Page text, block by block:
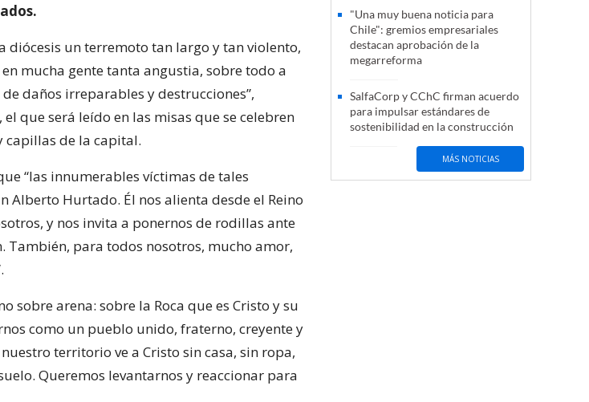
diócesis un terremoto tan largo y tan violento,
mucha gente tanta angustia, sobre todo a
daños irreparables y destrucciones”,
que será leído en las misas que se celebren
capillas de la capital.
“las innumerables víctimas de tales
Alberto Hurtado. Él nos alienta desde el Reino
y nos invita a ponernos de rodillas ante
También, para todos nosotros, mucho amor,
sobre arena: sobre la Roca que es Cristo y su
como un pueblo unido, fraterno, creyente y
territorio ve a Cristo sin casa, sin ropa,
Queremos levantarnos y reaccionar para
"Una muy buena noticia para
Chile": gremios empresariales
destacan aprobación de la
megarreforma
SalfaCorp y CChC firman acuerdo
para impulsar estándares de
sostenibilidad en la construcción
MÁS NOTICIAS